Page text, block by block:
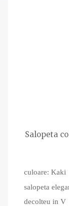
Salopeta
culoare: Kaki
salopeta
decolteu in V